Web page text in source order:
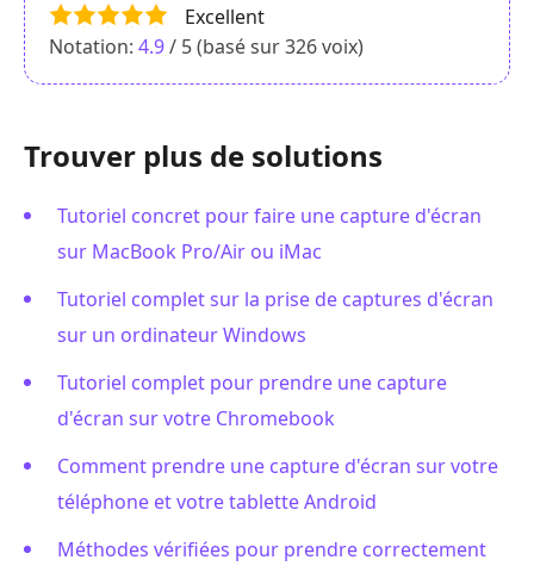
Excellent
Notation: 4.9/ 5 (basé sur326voix)
Trouver plus de solutions
Tutoriel concret pour faire une capture d'écran
sur MacBook Pro/Air ou iMac
Tutoriel complet sur la prise de captures d'écran
sur un ordinateur Windows
Tutoriel complet pour prendre une capture
d'écran sur votre Chromebook
Comment prendre une capture d'écran sur votre
téléphone et votre tablette Android
Méthodes vérifiées pour prendre correctement